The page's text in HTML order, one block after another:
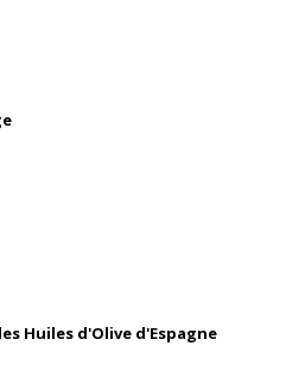
Huiles d'Olive d'Espagne